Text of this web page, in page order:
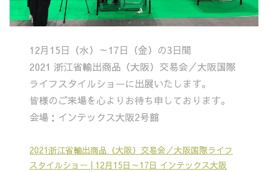
12月15日（水）～17日（金）の3日間
2021 浙江省輸出商品（大阪）交易会／大阪国際
ライフスタイルショーに出展いたします。
皆様のご来場を心よりお待ち申しております。
会場：インテックス大阪2号館
2021浙江省輸出商品（大阪）交易会／大阪国際ライフ
スタイルショー | 12月15日～17日 インテックス大阪